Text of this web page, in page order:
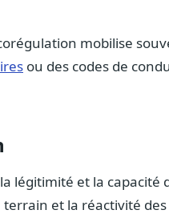
mobilise
ou des codes de
légitimité et la capacité
et la réactivité